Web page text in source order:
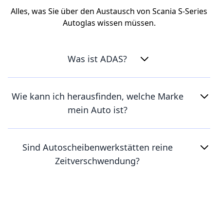
Alles, was Sie über den Austausch von Scania S-Series
Autoglas wissen müssen.
Was ist ADAS?
Wie kann ich herausfinden, welche Marke
mein Auto ist?
Sind Autoscheibenwerkstätten reine
Zeitverschwendung?